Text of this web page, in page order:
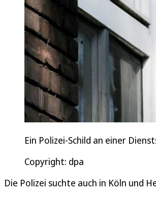
Ein Polizei-Schild an einer
Copyright: dpa
Die Polizei suchte auch in Köln und